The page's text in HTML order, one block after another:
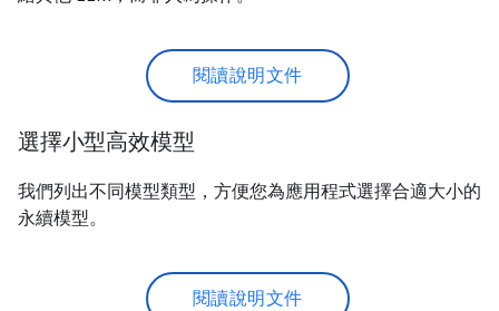
閱讀說明文件
選擇小型高效模型
我們列出不同模型類型，方便您為應用程式選擇合適大小的
永續模型。
閱讀說明文件